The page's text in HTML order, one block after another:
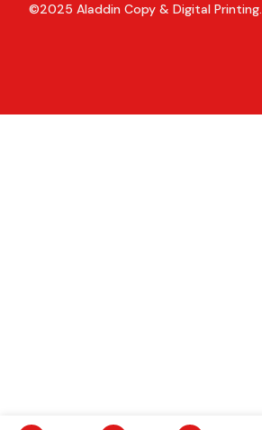
©2025 Aladdin Copy & Digital Printing.